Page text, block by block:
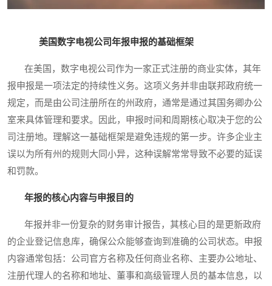
美国数字电视公司年报申报的基础框架
在美国，数字电视公司作为一家正式注册的商业实体，其年
报申报是一项法定的持续性义务。这项义务并非由联邦政府统一
规定，而是由公司注册所在的州政府，通常是通过其国务卿办公
室来具体管理和要求。因此，申报时间和周期核心取决于您的公
司注册地。理解这一基础框架是避免违规的第一步。许多企业主
误以为所有州的规则大同小异，这种误解常常导致不必要的延误
和罚款。
年报的核心内容与申报目的
年报并非一份复杂的财务审计报告，其核心目的是更新政府
的企业登记信息库，确保公众能够查询到准确的公司状态。申报
内容通常包括：公司官方名称及任何商业名称、主要办公地址、
注册代理人的名称和地址、董事和高级管理人员的基本信息，以